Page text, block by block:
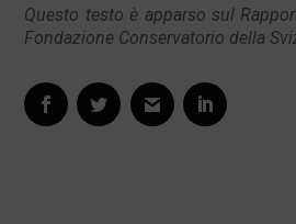
Questo testo è apparso sul
Fondazione Conservatorio della